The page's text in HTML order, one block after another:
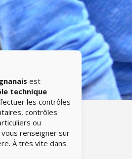
est
technique
les contrôles
contrôles
ou
renseigner sur
À très vite dans